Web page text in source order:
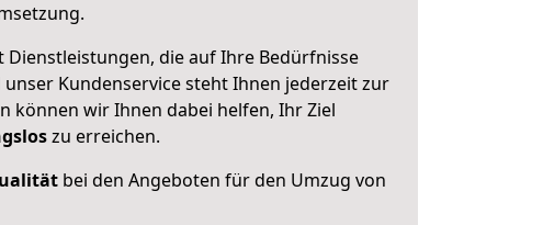
Dienstleistungen, die auf Ihre Bedürfnisse
Kundenservice steht Ihnen jederzeit zur
können wir Ihnen dabei helfen, Ihr Ziel
zu erreichen.
bei den Angeboten für den Umzug von